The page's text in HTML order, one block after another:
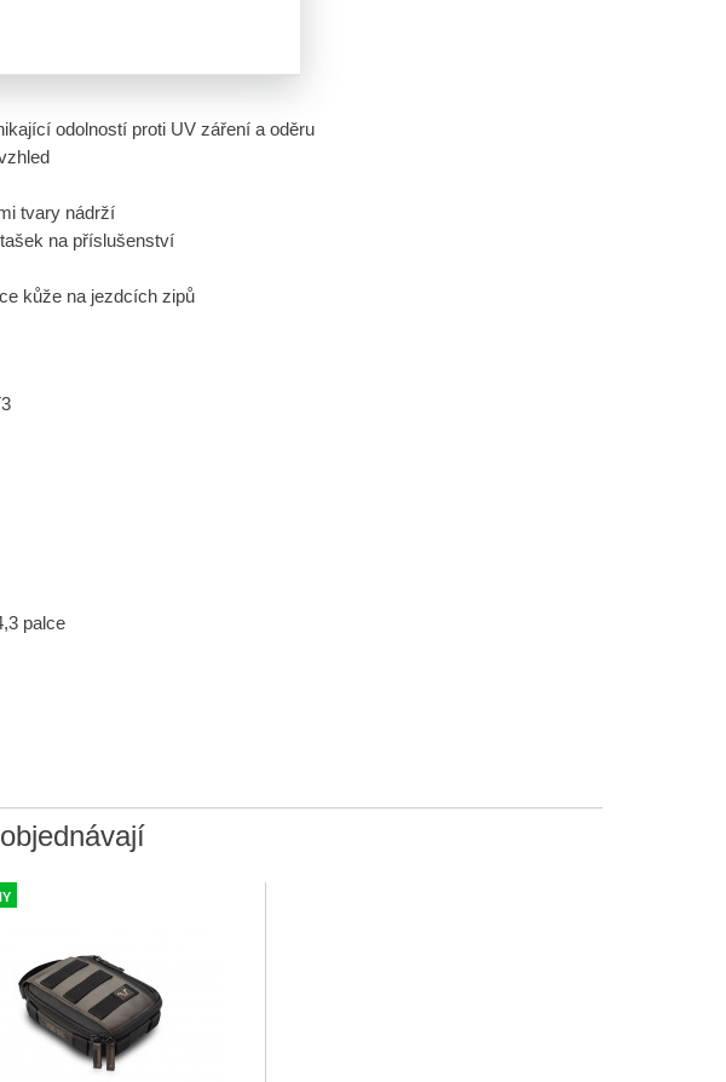
odolností proti UV záření a oděru
tvary nádrží
na příslušenství
kůže na jezdcích zipů
palce